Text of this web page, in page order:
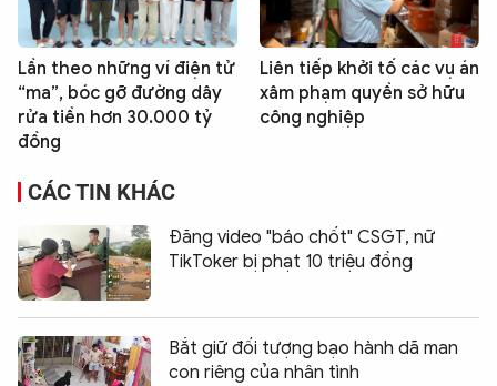
Lần theo những ví điện tử
“ma”, bóc gỡ đường dây
rửa tiền hơn 30.000 tỷ
đồng
Liên tiếp khởi tố các vụ án
xâm phạm quyền sở hữu
công nghiệp
CÁC TIN KHÁC
Đăng video "báo chốt" CSGT, nữ
TikToker bị phạt 10 triệu đồng
Bắt giữ đối tượng bạo hành dã man
con riêng của nhân tình